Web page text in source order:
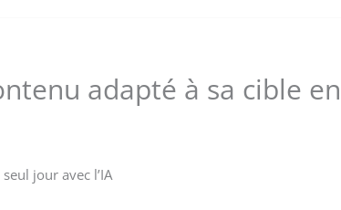
adapté à sa cible